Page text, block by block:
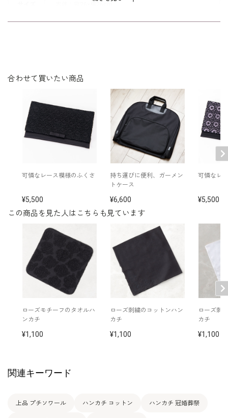
この商品を見た人はこちらも見ています
ローズモチーフのタオルハ
ンカチ
1,100
ローズ刺繍のコットンハン
カチ
1,100
ローズ刺
カチ
1,100
合わせて買いたい商品
可憐なレース模様のふくさ
5,500
持ち運びに便利、ガーメン
トケース
6,600
可憐なレ
5,500
関連キーワード
上品 プチソワール ハンカチ コットン ハンカチ 冠婚葬祭